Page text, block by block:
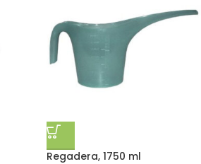
Regadera, 1750 ml